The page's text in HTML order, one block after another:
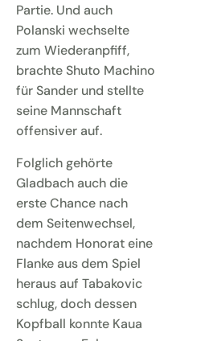
Partie. Und auch
Polanski wechselte
zum Wiederanpfiff,
brachte Shuto Machino
für Sander und stellte
seine Mannschaft
offensiver auf.
Folglich gehörte
Gladbach auch die
erste Chance nach
dem Seitenwechsel,
nachdem Honorat eine
Flanke aus dem Spiel
heraus auf Tabakovic
schlug, doch dessen
Kopfball konnte Kaua